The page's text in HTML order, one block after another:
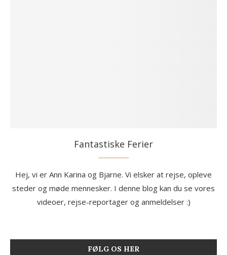
Fantastiske Ferier
Hej, vi er Ann Karina og Bjarne. Vi elsker at rejse, opleve
steder og møde mennesker. I denne blog kan du se vores
videoer, rejse-reportager og anmeldelser :)
FØLG OS HER